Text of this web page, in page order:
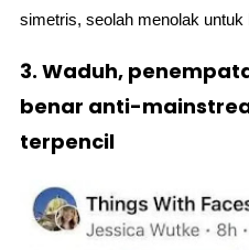
simetris, seolah menolak untuk
3. Waduh,
benar anti-
terpencil